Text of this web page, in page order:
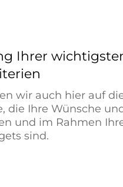
Ihrer
wir auch hier auf
die Ihre Wünsche
und im Rahmen
sind.